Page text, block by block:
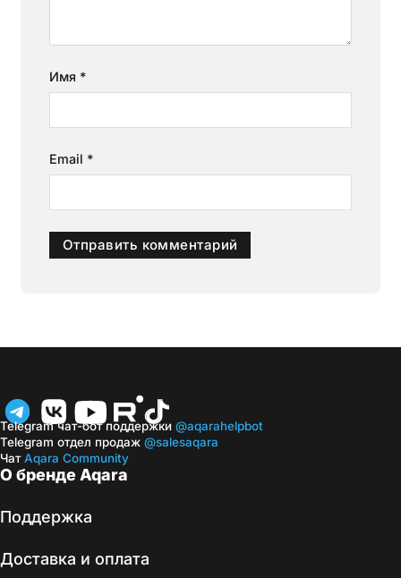
Имя *
Email *
О бренде Aqara
Поддержка
Доставка и оплата
Telegram чат-бот поддержки @aqarahelpbot
Telegram отдел продаж @salesaqara
ЧатAqara Community